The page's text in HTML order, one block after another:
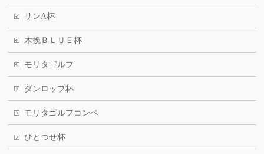
サンA杯
木挽ＢＬＵＥ杯
モリタゴルフ
ダンロップ杯
モリタゴルフコンペ
ひとつせ杯